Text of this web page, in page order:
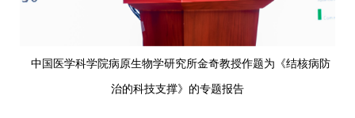
中国医学科学院病原生物学研究所金奇教授作题为《结核病防
治的科技支撑》的专题报告